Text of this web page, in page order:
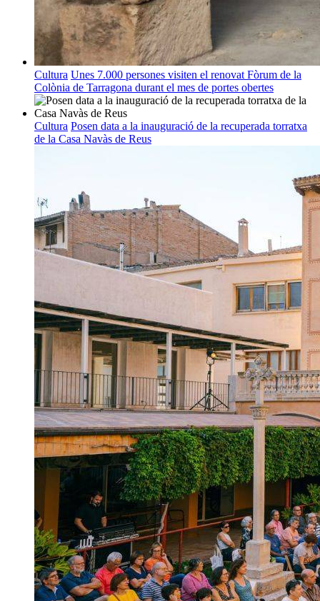
Cultura Unes 7.000 persones visiten el renovat Fòrum de la
Colònia de Tarragona durant el mes de portes obertes
Cultura Posen data a la inauguració de la recuperada torratxa
de la Casa Navàs de Reus